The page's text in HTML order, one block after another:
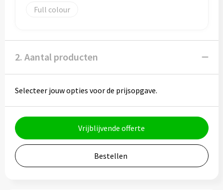
Notaboekjes
Notablokken
Eten & drinken
Bidons
Drinkbekers
Full colour
2. Aantal producten
Selecteer jouw opties voor de prijsopgave.
Vrijblijvende offerte
Bestellen